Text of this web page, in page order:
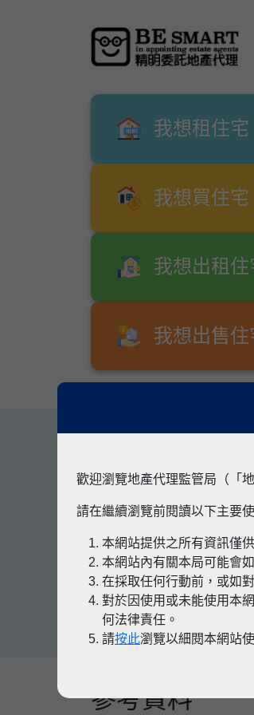
我想租住宅
我想買住宅
我想出租住
我想出售住
參考資料
歡迎瀏覽地產代理監管局（「
請在繼續瀏覽前閱讀以下主要使
本網站提供之所有資訊僅
本網站內有關本局可能會
在採取任何行動前，或如
對於因使用或未能使用本
何法律責任。
請按此瀏覽以細閱本網站